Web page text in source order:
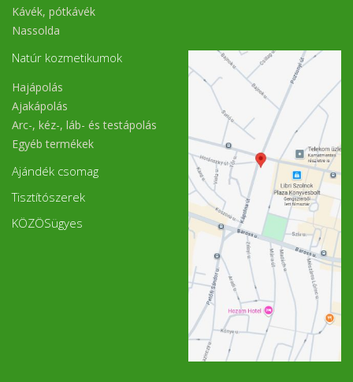
Kávék, pótkávék
Nassolda
Natúr kozmetikumok
Hajápolás
Ajakápolás
Arc-, kéz-, láb- és testápolás
Egyéb termékek
Ajándék csomag
Tisztítószerek
KÖZÖSügyes